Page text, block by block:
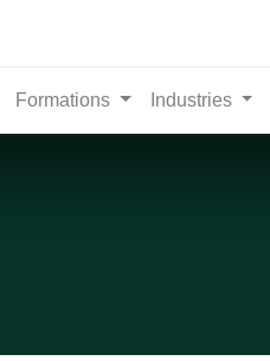
Formations Industries